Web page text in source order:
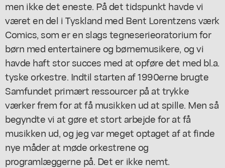
men ikke det eneste. På det tidspunkt havde vi
været en del i Tyskland med Bent Lorentzens værk
Comics, som er en slags tegneserieoratorium for
børn med entertainere og børnemusikere, og vi
havde haft stor succes med at opføre det med bl.a.
tyske orkestre. Indtil starten af 1990erne brugte
Samfundet primært ressourcer på at trykke
værker frem for at få musikken ud at spille. Men så
begyndte vi at gøre et stort arbejde for at få
musikken ud, og jeg var meget optaget af at finde
nye måder at møde orkestrene og
programlæggerne på. Det er ikke nemt.